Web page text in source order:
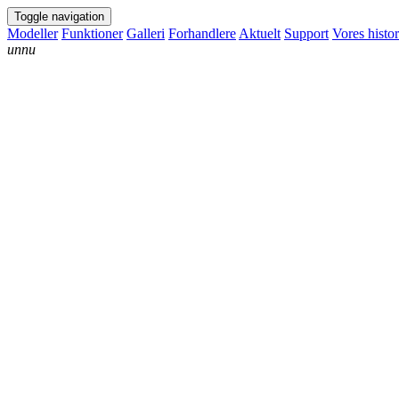
Toggle navigation
Modeller Funktioner Galleri Forhandlere Aktuelt Support Vores
unnu